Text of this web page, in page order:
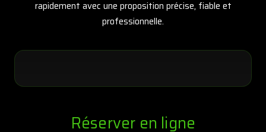
rapidement avec une proposition précise, fiable et
professionnelle.
Réserver en ligne